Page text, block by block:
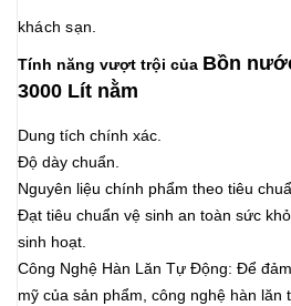
khách sạn.
Tính năng vượt trội của Bồn
3000 Lít nằm
Dung tích chính xác.
Độ dày chuẩn.
Nguyên liệu chính phẩm theo tiêu
Đạt tiêu chuẩn vệ sinh an toàn sức
sinh hoạt.
Công Nghệ Hàn Lăn Tự Động: Để
mỹ của sản phẩm, công nghệ hàn